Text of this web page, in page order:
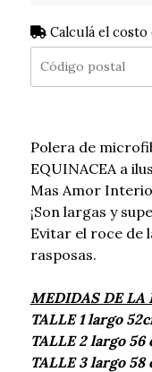
Calculá el costo
Polera de
EQUINACEA a
Mas Amor
¡Son largas y
Evitar el roce de
rasposas.
MEDIDAS DE LA
TALLE 1 largo
TALLE 2 largo 56
TALLE 3 largo 58